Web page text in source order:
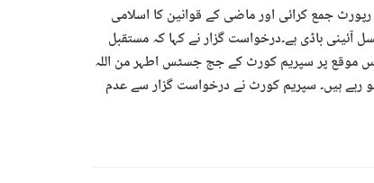
جمع کرائی اور ماضی کے قوانین کا اسلامی
آئینی باڈی ہے۔درخواست گزار نے کہا کہ مستقبل
موقع پر سپریم کورٹ کے جج جسٹس اطہر من اللہ
رہے ہیں۔ سپریم کورٹ نے درخواست گزار سے عدم